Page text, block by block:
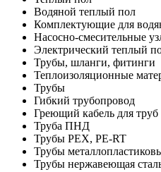
Водяной теплый пол
Комплектующие для
Насосно-смесительные
Электрический теплый
Трубы, шланги, фитинги
Теплоизоляционные
Трубы
Гибкий трубопровод
Греющий кабель для труб
Труба ПНД
Трубы PEX, PE-RT
Трубы
Трубы нержавеющая